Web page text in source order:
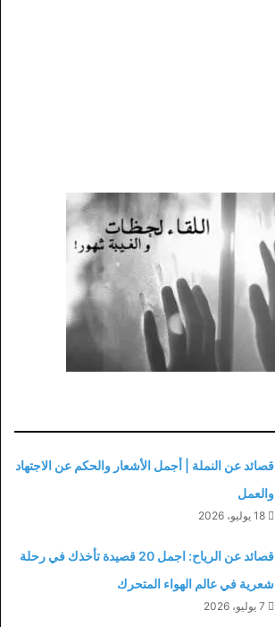
قصائد عن النملة | أجمل الأشعار والحكم عن الاجتهاد
والعمل
18 يوليو، 2026
قصائد عن الرياح: اجمل 20 قصيدة تأخذك في رحلة
شعرية في عالم الهواء المتحرك
7 يوليو، 2026